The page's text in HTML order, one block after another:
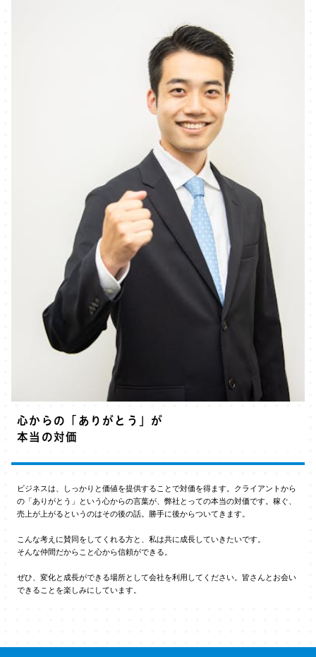
心からの「ありがとう」が
本当の対価
ビジネスは、しっかりと価値を提供することで対価を得ます。クライアントから
の「ありがとう」という心からの言葉が、弊社とっての本当の対価です。稼ぐ、
売上が上がるというのはその後の話。勝手に後からついてきます。
こんな考えに賛同をしてくれる方と、私は共に成長していきたいです。
そんな仲間だからこと心から信頼ができる。
ぜひ、変化と成長ができる場所として会社を利用してください。皆さんとお会い
できることを楽しみにしています。